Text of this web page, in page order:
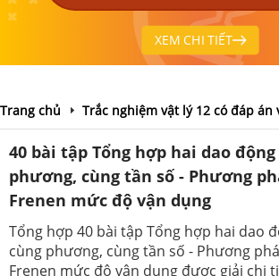
XEM CHI TIẾT
Trang chủ Trắc nghiệm vật lý 12 có đáp
40 bài tập Tổng hợp hai dao
phương, cùng tần số - Phương
Frenen mức độ vận dụng
Tổng hợp 40 bài tập Tổng hợp hai dao
cùng phương, cùng tần số - Phương
Frenen mức độ vận dụng được giải chi